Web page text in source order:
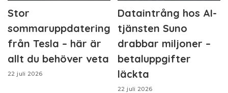
Stor
sommaruppdatering
från Tesla – här är
allt du behöver veta
22 juli 2026
Dataintrång hos AI-
tjänsten Suno
drabbar miljoner –
betaluppgifter
läckta
22 juli 2026